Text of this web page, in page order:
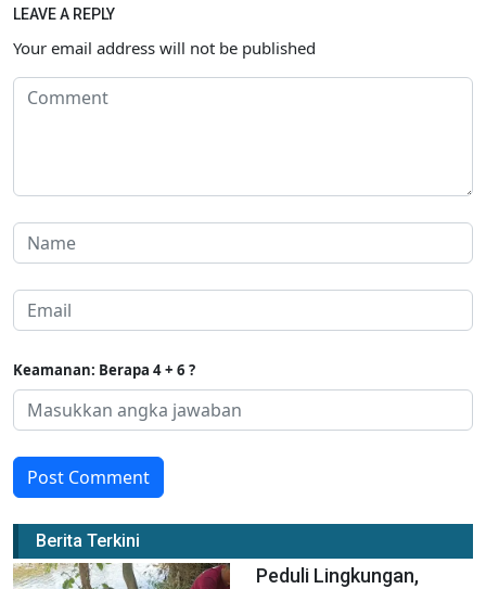
LEAVE A REPLY
Your email address will not be published
Keamanan: Berapa 4 + 6 ?
Post Comment
Berita Terkini
Peduli Lingkungan,